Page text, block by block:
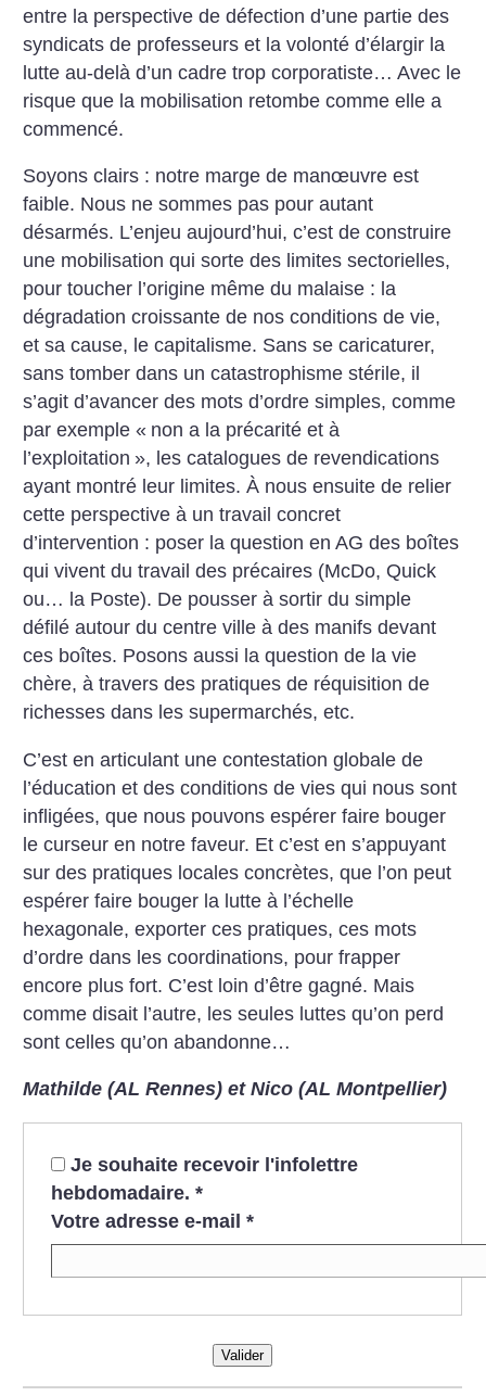
entre la perspective de défection d’une partie des
syndicats de professeurs et la volonté d’élargir la
lutte au-delà d’un cadre trop corporatiste… Avec le
risque que la mobilisation retombe comme elle a
commencé.
Soyons clairs : notre marge de manœuvre est
faible. Nous ne sommes pas pour autant
désarmés. L’enjeu aujourd’hui, c’est de construire
une mobilisation qui sorte des limites sectorielles,
pour toucher l’origine même du malaise : la
dégradation croissante de nos conditions de vie,
et sa cause, le capitalisme. Sans se caricaturer,
sans tomber dans un catastrophisme stérile, il
s’agit d’avancer des mots d’ordre simples, comme
par exemple « non a la précarité et à
l’exploitation », les catalogues de revendications
ayant montré leur limites. À nous ensuite de relier
cette perspective à un travail concret
d’intervention : poser la question en AG des boîtes
qui vivent du travail des précaires (McDo, Quick
ou… la Poste). De pousser à sortir du simple
défilé autour du centre ville à des manifs devant
ces boîtes. Posons aussi la question de la vie
chère, à travers des pratiques de réquisition de
richesses dans les supermarchés, etc.
C’est en articulant une contestation globale de
l’éducation et des conditions de vies qui nous sont
infligées, que nous pouvons espérer faire bouger
le curseur en notre faveur. Et c’est en s’appuyant
sur des pratiques locales concrètes, que l’on peut
espérer faire bouger la lutte à l’échelle
hexagonale, exporter ces pratiques, ces mots
d’ordre dans les coordinations, pour frapper
encore plus fort. C’est loin d’être gagné. Mais
comme disait l’autre, les seules luttes qu’on perd
sont celles qu’on abandonne…
Mathilde (AL Rennes) et Nico (AL Montpellier)
Je souhaite recevoir l'infolettre
hebdomadaire. *
Votre adresse e-mail *
Valider